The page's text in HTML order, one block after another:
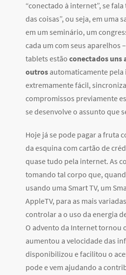
“conectado à internet”, se
das coisas”, ou seja, em uma
em um seminário, um
cada um com seus aparelhos
tablets estão conectados uns
outros automaticamente
extremamente fácil,
compromissos previamente
se desenvolve o assunto que
Hoje já se pode pagar a fruta
da esquina com cartão de
quase tudo pela internet. As
tomando tal corpo que,
usando uma Smart TV, um
AppleTV, para as mais
controlar a o uso da energia
O advento da Internet tornou
aumentou a velocidade das
disponibilizou e facilitou o
pode e vem ajudando a